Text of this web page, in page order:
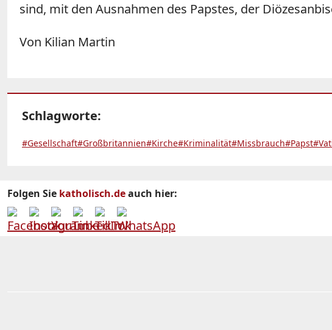
sind, mit den Ausnahmen des Papstes, der
Von Kilian Martin
Schlagworte:
#Gesellschaft#Großbritannien#Kirche#Kriminalität#Missbrauch#Papst
Folgen Sie katholisch.deauch hier: